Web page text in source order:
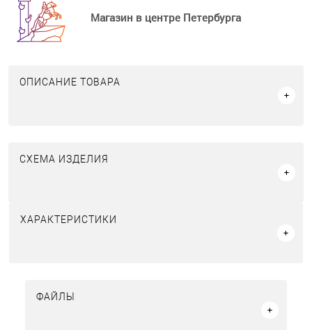
Магазин в центре Петербурга
ОПИСАНИЕ ТОВАРА
СХЕМА ИЗДЕЛИЯ
ХАРАКТЕРИСТИКИ
ФАЙЛЫ